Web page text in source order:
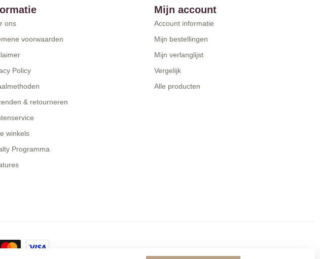
ons
voorwaarden
Policy
& retourneren
winkels
Programma
Mijn account
Account informatie
Mijn bestellingen
Mijn verlanglijst
Vergelijk
Alle producten